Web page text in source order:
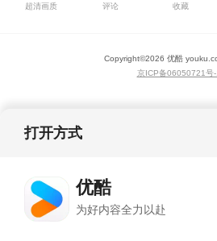
寒冷的永夜作抗争
存亡的考验。津巴
泰特渐感力不从心
四个孩子，但是大
超清画质 评论 收藏
Copyright©2026 优酷
京ICP备06050721号-
打开方式
优酷
为好内容全力以赴